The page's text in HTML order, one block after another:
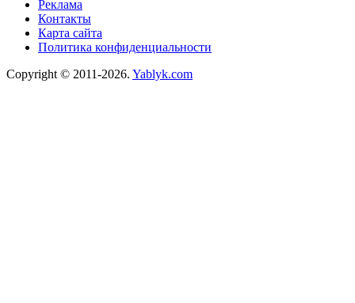
Реклама
Контакты
Карта сайта
Политика конфиденциальности
Copyright © 2011-2026. Yablyk.сom